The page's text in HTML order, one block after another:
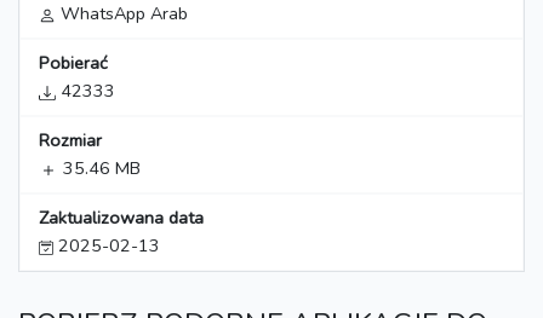
WhatsApp Arab
Pobierać
42333
Rozmiar
35.46 MB
Zaktualizowana data
2025-02-13